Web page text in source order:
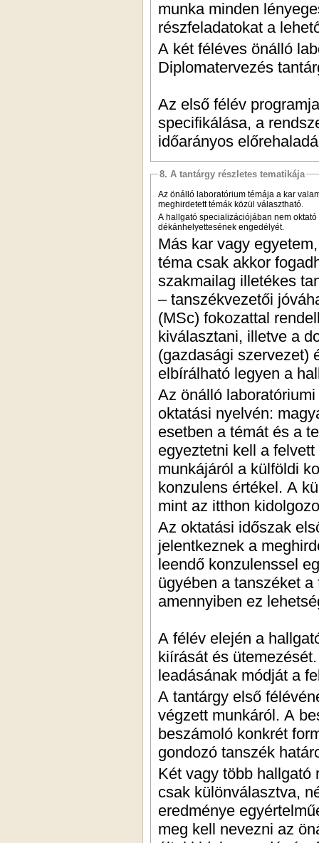
munka minden
részfeladatokat a
A két féléves önálló
Diplomatervezés
Az első félév
specifikálása, a
időarányos
8. A tantárgy részletes tematikája
Az önálló laboratórium témája a kar
meghirdetett témák közül választható.
A hallgató specializációjában nem
dékánhelyettesének engedélyét.
Más kar vagy
téma csak akkor
szakmailag illetékes
– tanszékvezetői
(MSc) fokozattal
kiválasztani, illetve a
(gazdasági szervezet)
elbírálható legyen a
Az önálló
oktatási nyelvén:
esetben a témát és a
egyeztetni kell a
munkájáról a külföldi
konzulens értékel. A
mint az itthon
Az oktatási időszak
jelentkeznek a
leendő konzulenssel
ügyében a tanszéket
amennyiben ez
A félév elején a
kiírását és
leadásának módját a
A tantárgy első
végzett munkáról. A
beszámoló konkrét
gondozó tanszék
Két vagy több hallgató
csak különválasztva,
eredménye
meg kell nevezni az